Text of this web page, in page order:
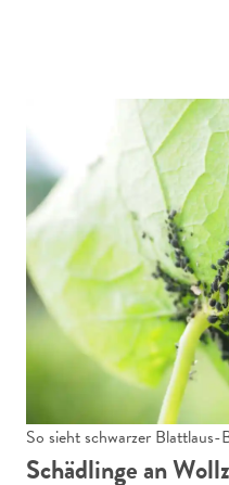
So sieht schwarzer
Schädlinge an